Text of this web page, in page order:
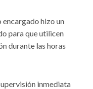
hizo un
para que utilicen
durante las horas
inmediata